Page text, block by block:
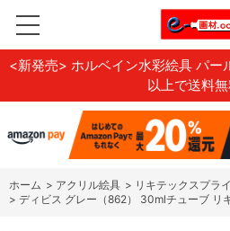
<新発売> ホルベイン水彩絵具 パー
以上で送料無
ホーム > アクリル絵具 > リキテックスプラ
> ディビス グレー（862） 30mlチューブ リ